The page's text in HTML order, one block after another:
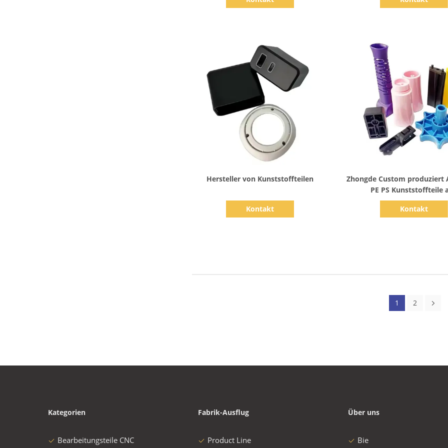
Hersteller von Kunststoffteilen
Kontakt
Zhongde Custom produziert
PE PS Kunststoffteile
professioneller
Kontakt
1 2
Kategorien
Bearbeitungsteile CNC
Fabrik-Ausflug
Product Line
Über uns
Bie